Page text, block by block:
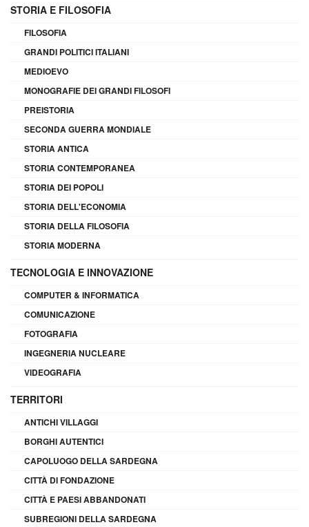
STORIA E FILOSOFIA
FILOSOFIA
GRANDI POLITICI ITALIANI
MEDIOEVO
MONOGRAFIE DEI GRANDI FILOSOFI
PREISTORIA
SECONDA GUERRA MONDIALE
STORIA ANTICA
STORIA CONTEMPORANEA
STORIA DEI POPOLI
STORIA DELL'ECONOMIA
STORIA DELLA FILOSOFIA
STORIA MODERNA
TECNOLOGIA E INNOVAZIONE
COMPUTER & INFORMATICA
COMUNICAZIONE
FOTOGRAFIA
INGEGNERIA NUCLEARE
VIDEOGRAFIA
TERRITORI
ANTICHI VILLAGGI
BORGHI AUTENTICI
CAPOLUOGO DELLA SARDEGNA
CITTÀ DI FONDAZIONE
CITTÀ E PAESI ABBANDONATI
SUBREGIONI DELLA SARDEGNA